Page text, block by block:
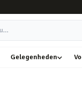
Gelegenheden